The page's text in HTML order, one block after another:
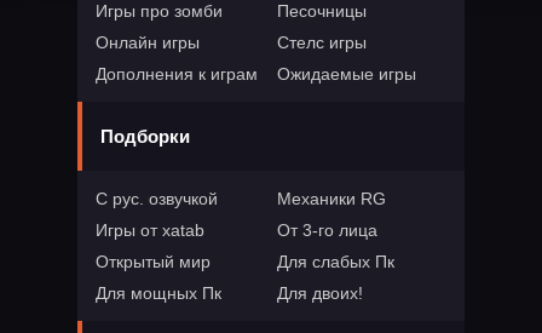
Игры про зомби
Песочницы
Онлайн игры
Стелс игры
Дополнения к играм
Ожидаемые игры
Подборки
С рус. озвучкой
Механики RG
Игры от xatab
От 3-го лица
Открытый мир
Для слабых Пк
Для мощных Пк
Для двоих!